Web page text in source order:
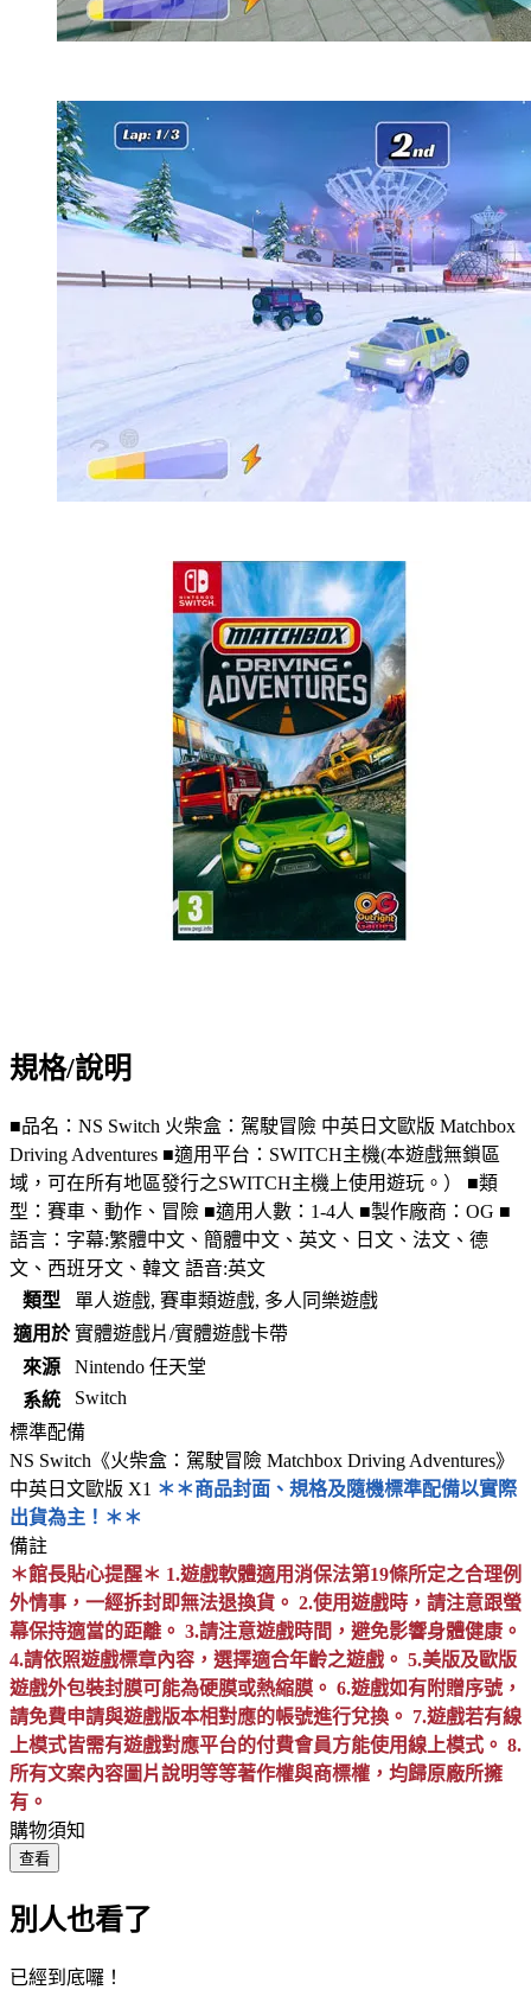
規格/說明
■品名：NS Switch 火柴盒：駕駛冒險 中英日文歐版 Matchbox
Driving Adventures ■適用平台：SWITCH主機(本遊戲無鎖區
域，可在所有地區發行之SWITCH主機上使用遊玩。） ■類
型：賽車、動作、冒險 ■適用人數：1-4人 ■製作廠商：OG ■
語言：字幕:繁體中文、簡體中文、英文、日文、法文、德
文、西班牙文、韓文 語音:英文
類型
單人遊戲, 賽車類遊戲, 多人同樂遊戲
適用於 實體遊戲片/實體遊戲卡帶
來源
Nintendo 任天堂
系統
Switch
標準配備
NS Switch《火柴盒：駕駛冒險 Matchbox Driving Adventures》
中英日文歐版 X1 ＊＊商品封面、規格及隨機標準配備以實際
出貨為主！＊＊
備註
＊館長貼心提醒＊ 1.遊戲軟體適用消保法第19條所定之合理例
外情事，一經拆封即無法退換貨。 2.使用遊戲時，請注意跟螢
幕保持適當的距離。 3.請注意遊戲時間，避免影響身體健康。
4.請依照遊戲標章內容，選擇適合年齡之遊戲。 5.美版及歐版
遊戲外包裝封膜可能為硬膜或熱縮膜。 6.遊戲如有附贈序號，
請免費申請與遊戲版本相對應的帳號進行兌換。 7.遊戲若有線
上模式皆需有遊戲對應平台的付費會員方能使用線上模式。 8.
所有文案內容圖片說明等等著作權與商標權，均歸原廠所擁
有。
購物須知
查看
別人也看了
已經到底囉！